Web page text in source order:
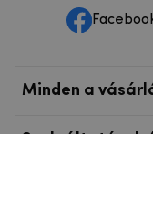
Minden a